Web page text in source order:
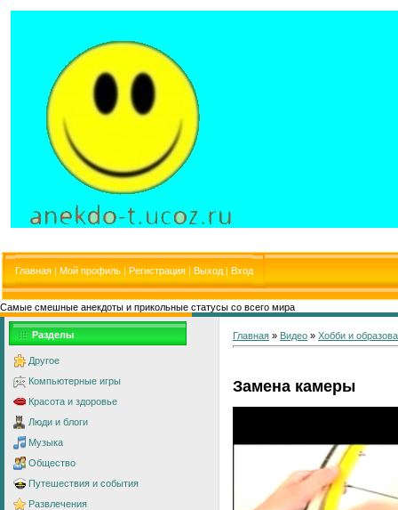
Главная | Мой профиль | Регистрация | Выход | Вход
Самые смешные анекдоты и прикольные статусы со всего мира
Разделы
Другое
Компьютерные игры
Красота и здоровье
Люди и блоги
Музыка
Общество
Путешествия и события
Развлечения
Главная » Видео » Хобби и
Замена камеры